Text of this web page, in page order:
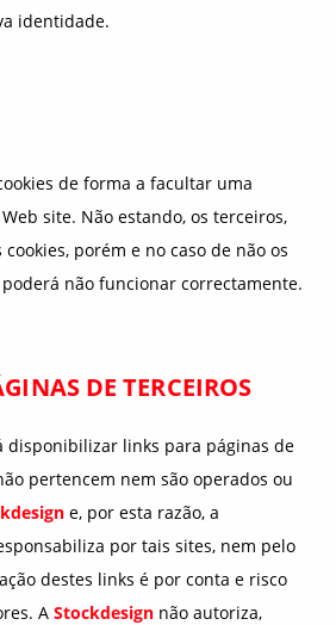
identidade.
de forma a facultar uma
site. Não estando, os terceiros,
porém e no caso de não os
não funcionar correctamente.
DE TERCEIROS
disponibilizar links para páginas de
pertencem nem são operados ou
e, por esta razão, a
por tais sites, nem pelo
destes links é por conta e risco
A Stockdesign não autoriza,